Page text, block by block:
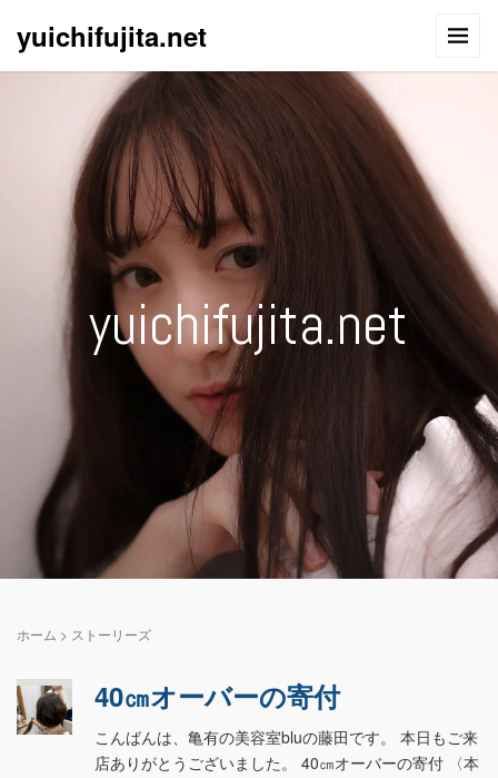
yuichifujita.net
yuichifujita.net
ホーム > ストーリーズ
40㎝オーバーの寄付
こんばんは、亀有の美容室bluの藤田です。 本日もご来
店ありがとうございました。 40㎝オーバーの寄付 〈本